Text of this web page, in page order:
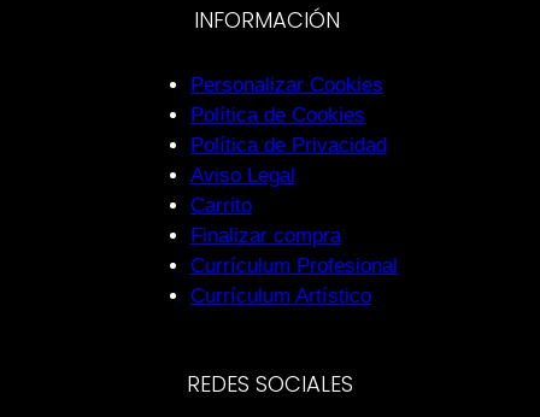
INFORMACIÓN
Personalizar Cookies
Política de Cookies
Política de Privacidad
Aviso Legal
Carrito
Finalizar compra
Currículum Profesional
Currículum Artístico
REDES SOCIALES